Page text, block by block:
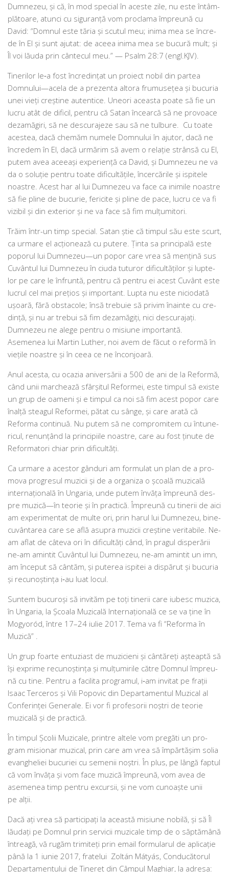
Dumnezeu, şi că, în mod spe­cial în aces­te zile, nu este întâm­
plă­toa­re, atunci cu sigu­ranţă vom pro­cla­ma împre­u­nă cu
David: “Domnul este tăria şi scu­tul meu; ini­ma mea se încre­
de în El şi sunt aju­tat: de ace­ea ini­ma mea se bucu­ră mult; şi
Îl voi lău­da prin cân­te­cul meu.” — Psalm 28:7 (engl.KJV).
Tinerilor le‑a fost încre­dinţat un pro­iect nobil din par­tea
Domnului—acela de a pre­zen­ta alto­ra fru­mu­seţea şi bucu­ria
unei vieţi cre­ş­ti­ne auten­ti­ce. Uneori aceas­ta poa­te să fie un
lucru atât de difi­cil, pen­tru că Satan încear­că să ne pro­voa­ce
dez­a­mă­giri, să ne des­cu­ra­je­ze sau să ne tul­bu­re. Cu toa­te
aces­tea, dacă che­măm nume­le Domnului în aju­tor, dacă ne
încre­dem în El, dacă urmă­rim să avem o rela­ţie strân­să cu El,
putem avea ace­ea­şi expe­rienţă ca David, şi Dumnezeu ne va
da o solu­ţie pen­tru toa­te difi­cul­tă­ţi­le, încer­că­ri­le şi ispi­te­le
noas­tre. Acest har al lui Dumnezeu va face ca ini­mi­le noas­tre
să fie pli­ne de bucu­rie, feri­ci­te şi pli­ne de pace, lucru ce va fi
vizi­bil şi din exte­ri­or şi ne va face să fim mulţumitori.
Trăim într-un timp spe­cial. Satan ştie că tim­pul său este scurt,
ca urma­re el acţio­nea­ză cu pute­re. Ţinta sa prin­ci­pa­lă este
popo­rul lui Dumnezeu—un popor care vrea să menţi­nă sus
Cuvântul lui Dumnezeu în ciu­da tutu­ror difi­cul­tă­ţi­lor şi lup­te­
lor pe care le înfrun­tă, pen­tru că pen­tru ei acest Cuvânt este
lucrul cel mai preţi­os şi impor­tant. Lupta nu este nici­o­da­tă
uşoa­ră, fără obs­ta­co­le; însă tre­bu­ie să pri­vim îna­in­te cu cre­
dinţă, şi nu ar tre­bui să fim dez­a­mă­gi­ţi, nici des­cu­ra­ja­ţi.
Dumnezeu ne ale­ge pen­tru o misiu­ne impor­tan­tă.
Asemenea lui Martin Luther, noi avem de făcut o refor­mă în
vieţi­le noas­tre şi în ceea ce ne înconjoară.
Anul aces­ta, cu oca­zia ani­ver­să­rii a 500 de ani de la Reformă,
când unii mar­chea­ză sfârşi­tul Reformei, este tim­pul să exis­te
un grup de oameni şi e tim­pul ca noi să fim acest popor care
îna­lţă stea­gul Reformei, pătat cu sân­ge, şi care ara­tă că
Reforma con­ti­nuă. Nu putem să ne com­pro­mi­tem cu întu­ne­
ri­cul, renu­nţând la prin­ci­pi­i­le noas­tre, care au fost ţinu­te de
Reformatori chiar prin dificultăţi.
Ca urma­re a aces­tor gân­duri am for­mu­lat un plan de a pro­
mo­va pro­gre­sul muzi­cii şi de a orga­ni­za o şcoa­lă muzi­ca­lă
inter­na­ţio­na­lă în Ungaria, unde putem învă­ţa împre­u­nă des­
pre muzică—în teo­rie şi în prac­ti­că. Împreună cu tine­rii de aici
am expe­ri­men­tat de mul­te ori, prin harul lui Dumnezeu, bine­
cu­vân­ta­rea care se află asu­pra muzi­cii cre­ş­ti­ne veri­ta­bi­le. Ne-
am aflat de câte­va ori în difi­cul­tă­ţi când, în pra­gul dis­pe­ră­rii
ne-am amin­tit Cuvântul lui Dumnezeu, ne-am amin­tit un imn,
am înce­put să cân­tăm, şi pute­rea ispi­tei a dis­pă­rut şi bucu­ria
şi recu­noş­tinţa i‑au luat locul.
Suntem bucu­roşi să invi­tăm pe toţi tine­rii care iubesc muzi­ca,
în Ungaria, la Şcoala Muzicală Internaţională ce se va ţine în
Mogyoród, între 17–24 iulie 2017. Tema va fi “Reforma în
Muzică” .
Un grup foar­te entu­zi­ast de muzi­cieni şi cân­tă­reţi aşteap­tă să
îşi expri­me recu­noş­tinţa şi mulţu­mi­ri­le către Domnul împre­u­
nă cu tine. Pentru a faci­li­ta pro­gra­mul, i‑am invi­tat pe fra­ţii
Isaac Terceros şi Vili Popovic din Departamentul Muzical al
Conferinţei Generale. Ei vor fi pro­fe­so­rii noş­tri de teo­rie
muzi­ca­lă şi de practică.
În tim­pul Şcolii Muzicale, prin­tre alte­le vom pre­găti un pro­
gram misio­nar muzi­cal, prin care am vrea să împăr­tă­şim solia
evan­ghe­li­ei bucu­ri­ei cu seme­nii noş­tri. În plus, pe lân­gă fap­tul
că vom învă­ţa şi vom face muzi­că împre­u­nă, vom avea de
ase­me­nea timp pen­tru excur­sii, şi ne vom cunoa­ş­te unii
pe alţii.
Dacă aţi vrea să par­ti­ci­pa­ţi la aceas­tă misiu­ne nobi­lă, şi să Îl
lău­da­ţi pe Domnul prin ser­vi­cii muzi­ca­le timp de o săp­tămâ­nă
întrea­gă, vă rugăm tri­mi­teţi prin ema­il for­mu­la­rul de apli­ca­ţie
până la 1 iunie 2017, fra­te­lui Zoltán Mátyás, Conducătorul
Departamentului de Tineret din Câmpul Maghiar, la adre­sa: